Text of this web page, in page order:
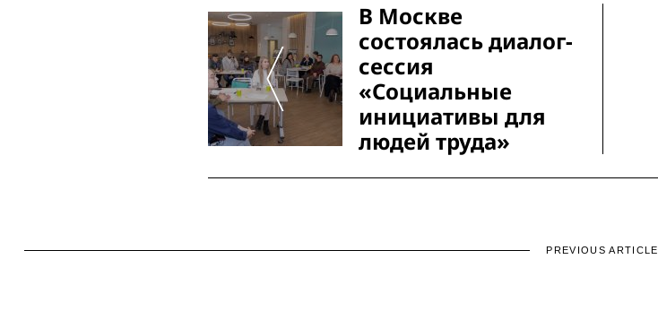
NavigationВ Москве
состоялась диалог-
сессия
«Социальные
инициативы для
людей труда»
PREVIOUS ARTICLE